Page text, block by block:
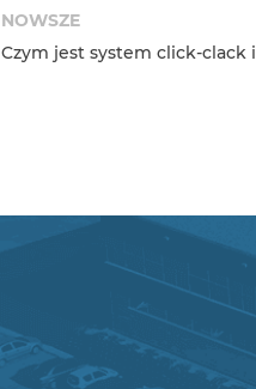
NOWSZE
Czym jest system click-clack